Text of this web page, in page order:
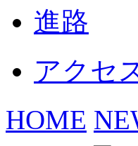
進路
アクセ
HOME